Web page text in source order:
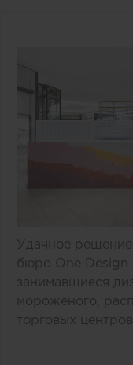
Удачное
бюро One Design
занимавшиеся
мороженого,
торговых